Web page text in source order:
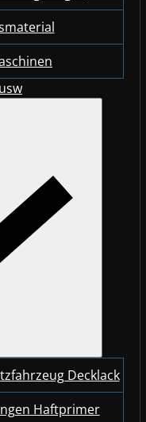
Decklack
Haftprimer